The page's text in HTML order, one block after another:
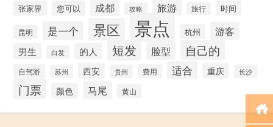
张家界 您可以 成都 攻略 旅游 旅行 时间
昆明 是一个 景区 景点 杭州 游客
男生 白发 的人 短发 脸型 自己的
自驾游 苏州 西安 贵州 费用 适合 重庆 长沙
门票 颜色 马尾 黄山